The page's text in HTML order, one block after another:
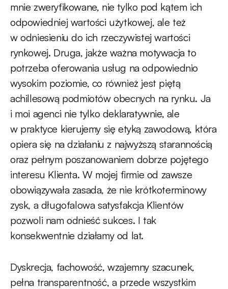
mnie zweryfikowane, nie tylko pod kątem ich
odpowiedniej wartości użytkowej, ale też
w odniesieniu do ich rzeczywistej wartości
rynkowej. Druga, jakże ważna motywacja to
potrzeba oferowania usług na odpowiednio
wysokim poziomie, co również jest piętą
achillesową podmiotów obecnych na rynku. Ja
i moi agenci nie tylko deklaratywnie, ale
w praktyce kierujemy się etyką zawodową, która
opiera się na działaniu z najwyższą starannością
oraz pełnym poszanowaniem dobrze pojętego
interesu Klienta. W mojej firmie od zawsze
obowiązywała zasada, że nie krótkoterminowy
zysk, a długofalowa satysfakcja Klientów
pozwoli nam odnieść sukces. I tak
konsekwentnie działamy od lat.
Dyskrecja, fachowość, wzajemny szacunek,
pełna transparentność, a przede wszystkim